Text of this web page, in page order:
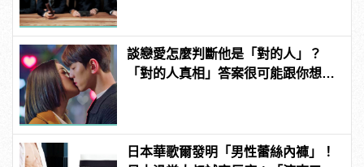
談戀愛怎麼判斷他是「對的人」？
「對的人真相」答案很可能跟你想得
日本華歌爾發明「男性蕾絲內褲」！